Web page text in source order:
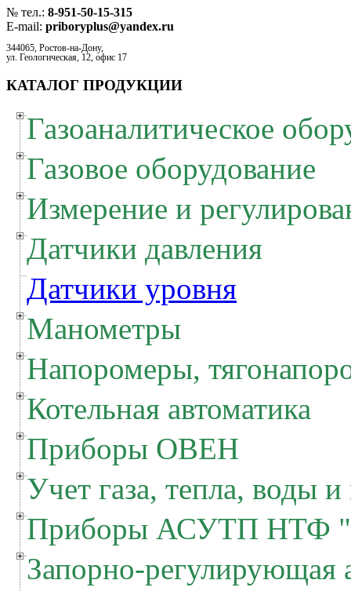
№ тел.: 8-951-50-15-315
E-mail: priboryplus@yandex.ru
344065, Ростов-на-Дону,
ул. Геологическая, 12, офис 17
КАТАЛОГ ПРОДУКЦИИ
Газоаналитическое
Газовое оборудование
Измерение и
Датчики давления
Датчики уровня
Манометры
Напоромеры,
Котельная автоматика
Приборы ОВЕН
Учет газа, тепла, воды и
Приборы АСУТП НТФ
Запорно-регулирующая